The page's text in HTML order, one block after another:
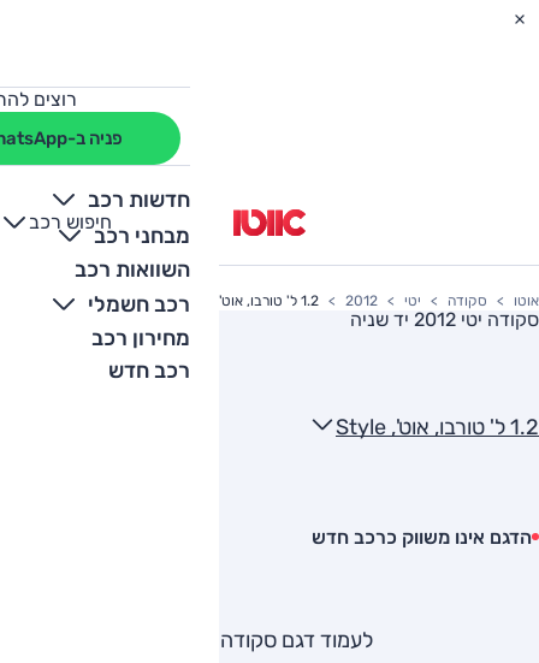
רוצים
פניה ב-WhatsApp
חדשות רכב
מבחני רכב
השוואות רכב
רכב חשמלי
מחירון רכב
רכב חדש
חיפוש רכב
+
-
אוטו סקודה יטי 2012 1.2 ל' טורבו, אוט', Style
סקודה יטי 2012 יד שניה
1.2 ל' טורבו, אוט', Style
הדגם אינו משווק כרכב חדש
לעמוד דגם סקודה יטי